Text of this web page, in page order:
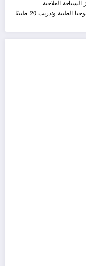
العلاجية
الرعاية الصحية تبحث في تركيا توطين التكنولوجيا الطبية وتدريب 20 طبيبًا